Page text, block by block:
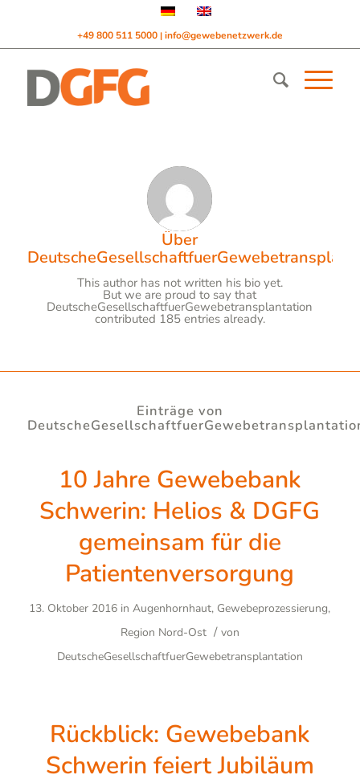
+49 800 511 5000 | info@gewebenetzwerk.de
Über
This author has not written his bio yet.
But we are proud to say that
DeutscheGesellschaftfuerGewebetransplantation
contributed 185 entries already.
Einträge von
10 Jahre Gewebebank
Schwerin: Helios & DGFG
gemeinsam für die
Patientenversorgung
13. Oktober 2016 inAugenhornhaut, Gewebeprozessierung,
Region Nord-Ost / von
DeutscheGesellschaftfuerGewebetransplantation
Rückblick: Gewebebank
Schwerin feiert Jubiläum